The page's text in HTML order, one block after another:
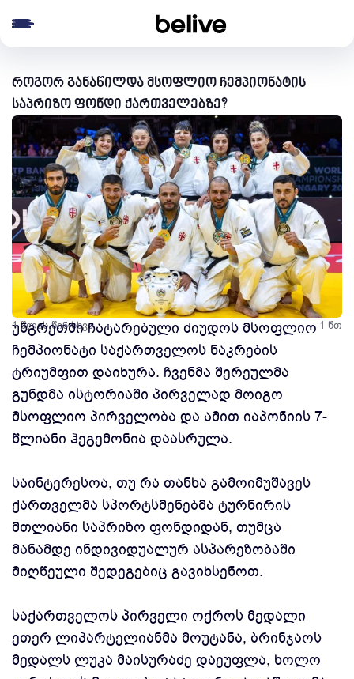
როგორ განაწილდა მსოფლიო ჩემპიონატის
საპრიზო ფონდი ქართველებზე?
1 წლის წინ სხვა 1 წთ
უნგრეთში ჩატარებული ძიუდოს მსოფლიო
ჩემპიონატი საქართველოს ნაკრების
ტრიუმფით დაიხურა. ჩვენმა შერეულმა
გუნდმა ისტორიაში პირველად მოიგო
მსოფლიო პირველობა და ამით იაპონიის 7-
წლიანი ჰეგემონია დაასრულა.
საინტერესოა, თუ რა თანხა გამოიმუშავეს
ქართველმა სპორტსმენებმა ტურნირის
მთლიანი საპრიზო ფონდიდან, თუმცა
მანამდე ინდივიდუალურ ასპარეზობაში
მიღწეული შედეგებიც გავიხსენოთ.
საქართველოს პირველი ოქროს მედალი
ეთერ ლიპარტელიანმა მოუტანა, ბრინჯაოს
მედალს ლუკა მაისურაძე დაეუფლა, ხოლო